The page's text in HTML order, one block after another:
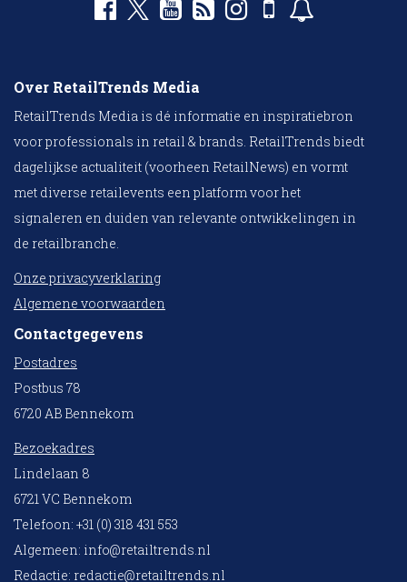
Over RetailTrends Media
RetailTrends Media is dé informatie en inspiratiebron
voor professionals in retail & brands. RetailTrends biedt
dagelijkse actualiteit (voorheen RetailNews) en vormt
met diverse retailevents een platform voor het
signaleren en duiden van relevante ontwikkelingen in
de retailbranche.
Onze privacyverklaring
Algemene voorwaarden
Contactgegevens
Postadres
Postbus 78
6720 AB Bennekom
Bezoekadres
Lindelaan 8
6721 VC Bennekom
Telefoon: +31 (0) 318 431 553
Algemeen: info@retailtrends.nl
Redactie: redactie@retailtrends.nl